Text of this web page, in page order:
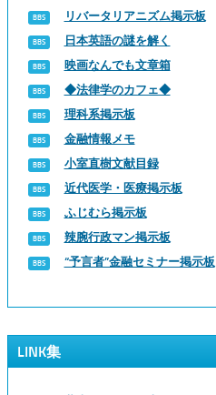
リバータリアニズム掲示板
日本英語の謎を解く
映画なんでも文章箱
◆法律学のカフェ◆
理科系掲示板
金融情報メモ
小室直樹文献目録
近代医学・医療掲示板
ふじむら掲示板
辣腕行政マン掲示板
“予言者”金融セミナー掲示板
LINK集